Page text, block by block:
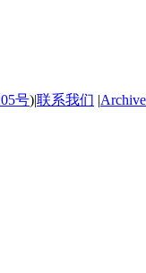
号)|联系我们 |